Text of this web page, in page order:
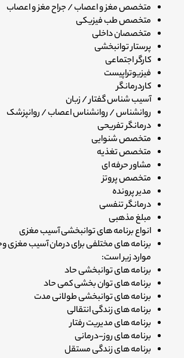
متخصص مغز و اعصاب / جراح مغز و اعصاب
متخصص طب فیزیکی
متخصصان داخلی
پرستار توانبخشی
کارگر اجتماعی
فیزیوتراپیست
کاردرمانگر
آسیب شناس گفتار / زبان
روانشناس / روانشناس اعصاب / روانپزشک
درمانگر تفریحی
متخصص شنوایی
متخصص تغذیه
مشاور حرفه ای
متخصص پروتز
مدیر پرونده
درمانگر تنفسی
مبلغ مذهبی
انواع برنامه های توانبخشی آسیب مغزی
برنامه های مختلفی برای درمان آسیب مغزی
موارد زیر است:
برنامه های توانبخشی حاد
برنامه های توان بخشی کمی حاد
برنامه های توانبخشی طولانی مدت
برنامه های زندگی انتقالی
برنامه های مدیریت رفتار
برنامه های روز-درمانی
برنامه های زندگی مستقل